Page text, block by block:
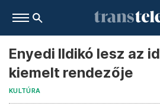
Enyedi Ildikó lesz az
kiemelt rendezője
KULTÚRA